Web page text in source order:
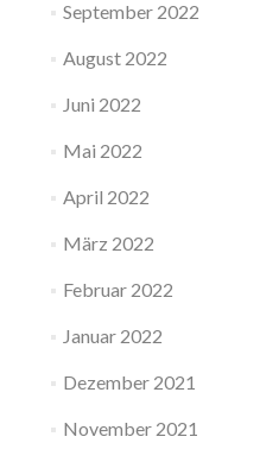
September 2022
August 2022
Juni 2022
Mai 2022
April 2022
März 2022
Februar 2022
Januar 2022
Dezember 2021
November 2021